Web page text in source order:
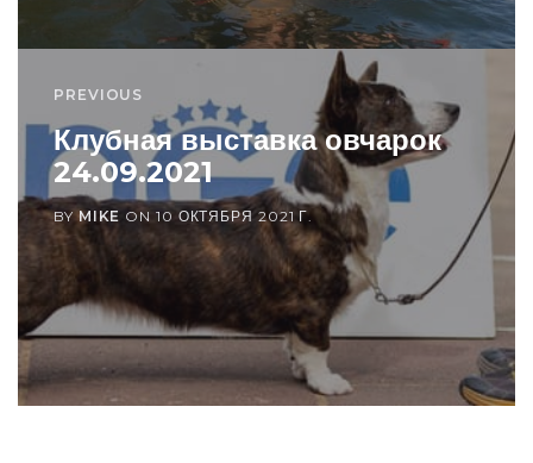
PREVIOUS
Клубная выставка овчарок
24.09.2021
BY MIKE ON 10 ОКТЯБРЯ 2021 Г.